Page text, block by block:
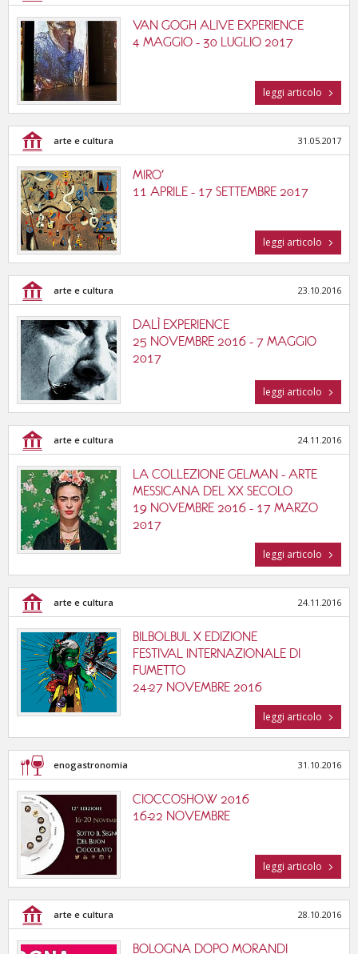
VAN GOGH ALIVE EXPERIENCE
4 MAGGIO - 30 LUGLIO 2017
leggi articolo
arte e cultura 31.05.2017
MIRO'
11 APRILE - 17 SETTEMBRE 2017
leggi articolo
arte e cultura 23.10.2016
DALÌ EXPERIENCE
25 NOVEMBRE 2016 - 7 MAGGIO
2017
leggi articolo
arte e cultura 24.11.2016
LA COLLEZIONE GELMAN - ARTE
MESSICANA DEL XX SECOLO
19 NOVEMBRE 2016 - 17 MARZO
2017
leggi articolo
arte e cultura 24.11.2016
BILBOLBUL X EDIZIONE
FESTIVAL INTERNAZIONALE DI
FUMETTO
24-27 NOVEMBRE 2016
leggi articolo
enogastronomia 31.10.2016
CIOCCOSHOW 2016
16-22 NOVEMBRE
leggi articolo
arte e cultura 28.10.2016
BOLOGNA DOPO MORANDI